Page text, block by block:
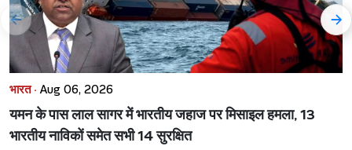
भारत · Aug 06, 2026
यमन के पास लाल सागर में भारतीय जहाज पर मिसाइल हमला, 13
भारतीय नाविकों समेत सभी 14 सुरक्षित